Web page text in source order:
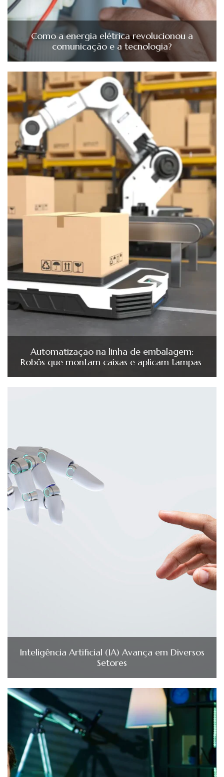
Como a energia elétrica revolucionou a
comunicação e a tecnologia?
Automatização na linha de embalagem:
Robôs que montam caixas e aplicam tampas
Inteligência Artificial (IA) Avança em Diversos
Setores